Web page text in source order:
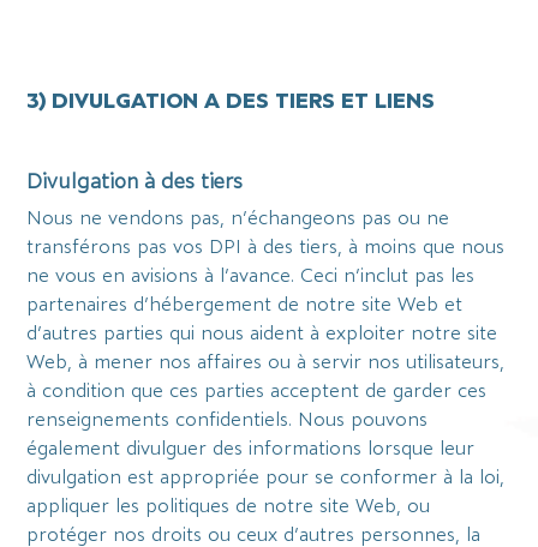
3) DIVULGATION A DES TIERS ET LIENS
Divulgation à des tiers
Nous ne vendons pas, n’échangeons pas ou ne
transférons pas vos DPI à des tiers, à moins que nous
ne vous en avisions à l’avance. Ceci n’inclut pas les
partenaires d’hébergement de notre site Web et
d’autres parties qui nous aident à exploiter notre site
Web, à mener nos affaires ou à servir nos utilisateurs,
à condition que ces parties acceptent de garder ces
renseignements confidentiels. Nous pouvons
également divulguer des informations lorsque leur
divulgation est appropriée pour se conformer à la loi,
appliquer les politiques de notre site Web, ou
protéger nos droits ou ceux d’autres personnes, la